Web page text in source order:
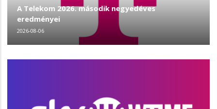
A Telekom 2026. második negyedéves
eredményei
2026-08-06